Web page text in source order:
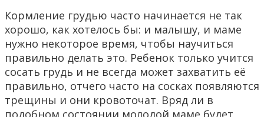
Кормление грудью часто начинается не так
хорошо, как хотелось бы: и малышу, и маме
нужно некоторое время, чтобы научиться
правильно делать это. Ребенок только учится
сосать грудь и не всегда может захватить её
правильно, отчего часто на сосках появляются
трещины и они кровоточат. Вряд ли в